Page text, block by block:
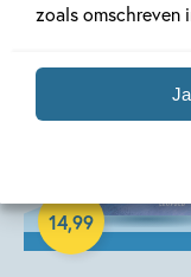
zoals omschreven
14,99
Hardcover